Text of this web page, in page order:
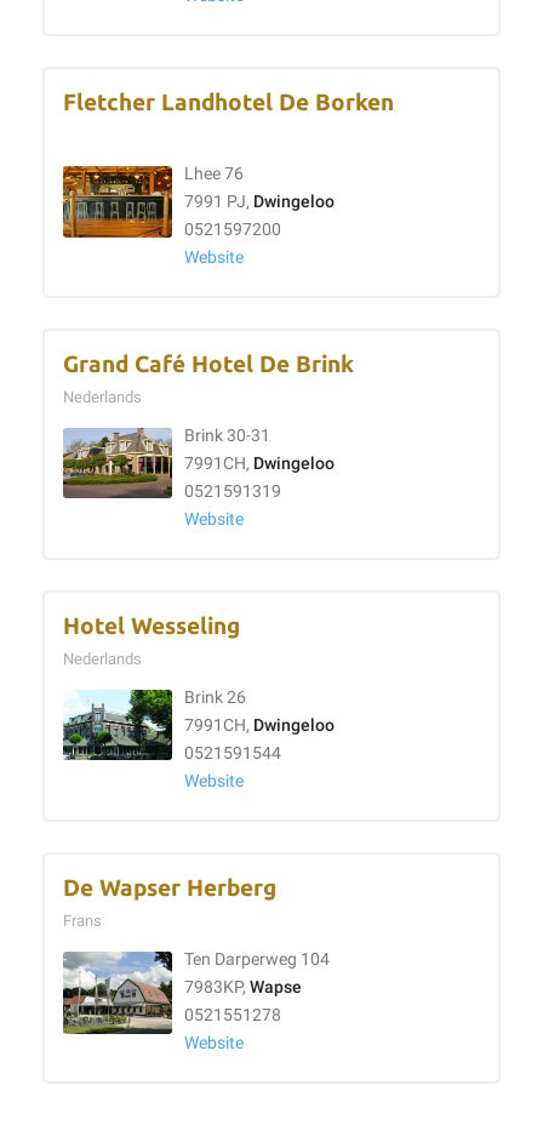
Fletcher Landhotel De Borken
Lhee 76
7991 PJ, Dwingeloo
0521597200
Website
Grand Café Hotel De Brink
Nederlands
Brink 30-31
7991CH, Dwingeloo
0521591319
Website
Hotel Wesseling
Nederlands
Brink 26
7991CH, Dwingeloo
0521591544
Website
De Wapser Herberg
Frans
Ten Darperweg 104
7983KP, Wapse
0521551278
Website